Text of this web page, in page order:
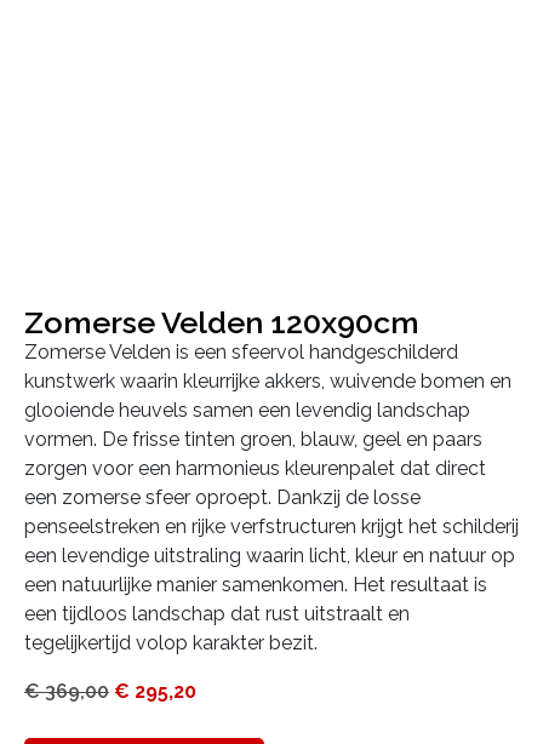
Zomerse Velden 120x90cm
Zomerse Velden is een sfeervol handgeschilderd
kunstwerk waarin kleurrijke akkers, wuivende bomen en
glooiende heuvels samen een levendig landschap
vormen. De frisse tinten groen, blauw, geel en paars
zorgen voor een harmonieus kleurenpalet dat direct
een zomerse sfeer oproept. Dankzij de losse
penseelstreken en rijke verfstructuren krijgt het schilderij
een levendige uitstraling waarin licht, kleur en natuur op
een natuurlijke manier samenkomen. Het resultaat is
een tijdloos landschap dat rust uitstraalt en
tegelijkertijd volop karakter bezit.
€369,00 € 295,20